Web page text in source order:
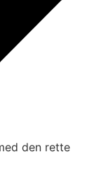
den rette